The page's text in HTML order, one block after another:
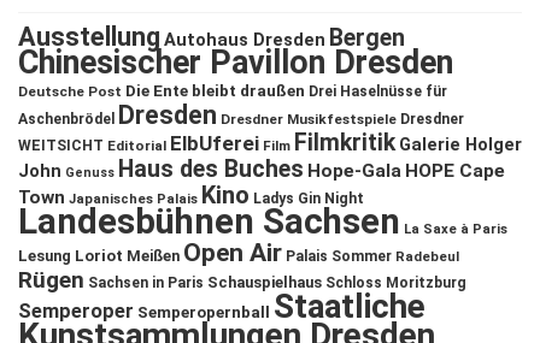
Ausstellung Autohaus Dresden Bergen
Chinesischer Pavillon Dresden
Deutsche Post Die Ente bleibt draußen Drei Haselnüsse für
Aschenbrödel
Dresden Dresdner Musikfestspiele Dresdner
WEITSICHT Editorial ElbUferei Film Filmkritik Galerie Holger
John Genuss Haus des Buches Hope-Gala HOPE Cape
Town Japanisches Palais Kino Ladys Gin Night
Landesbühnen Sachsen La Saxe à Paris
Lesung Loriot Meißen Open Air Palais Sommer Radebeul
Rügen Sachsen in Paris Schauspielhaus Schloss Moritzburg
Semperoper Semperopernball Staatliche